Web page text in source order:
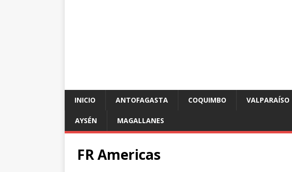
INICIO ANTOFAGASTA COQUIMBO VALPARAÍSO
AYSÉN MAGALLANES
FR Americas